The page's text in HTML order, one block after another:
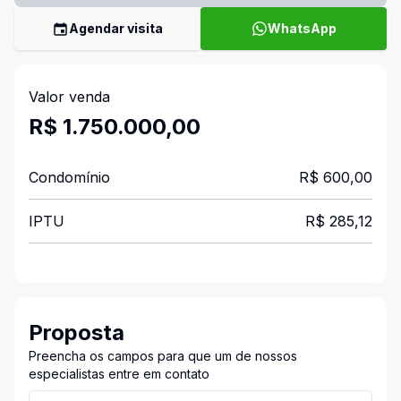
Agendar visita WhatsApp
Valor venda
R$ 1.750.000,00
Condomínio R$ 600,00
IPTU R$ 285,12
Proposta
Preencha os campos para que um de nossos
especialistas entre em contato